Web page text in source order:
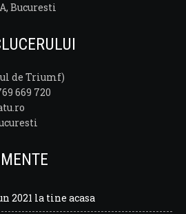
Bucuresti
de Triumf)
669 720
2021 la tine acasa